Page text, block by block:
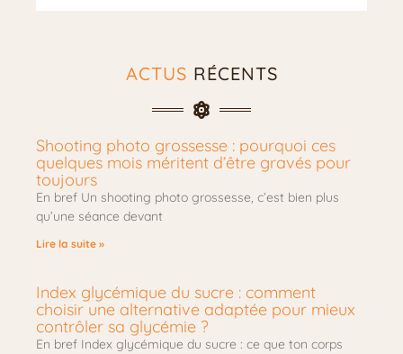
ACTUS RÉCENTS
Shooting photo grossesse : pourquoi ces
quelques mois méritent d’être gravés pour
toujours
En bref Un shooting photo grossesse, c’est bien plus
qu’une séance devant
Lire la suite »
Index glycémique du sucre : comment
choisir une alternative adaptée pour mieux
contrôler sa glycémie ?
En bref Index glycémique du sucre : ce que ton corps